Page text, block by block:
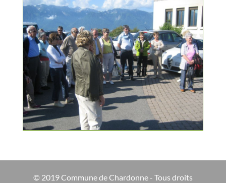
© 2019 Commune de Chardonne - Tous droits